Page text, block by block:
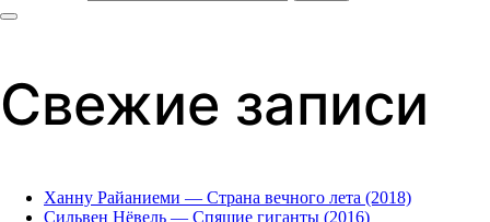
Свежие записи
Ханну Райаниеми — Страна вечного лета (2018)
Сильвен Нёвель — Спящие гиганты (2016)